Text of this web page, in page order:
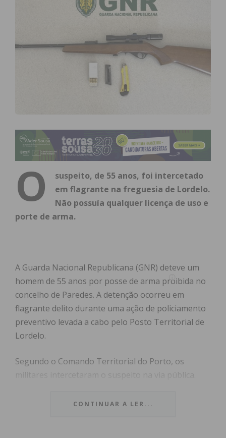
O
suspeito, de 55 anos, foi intercetado
em flagrante na freguesia de Lordelo.
Não possuía qualquer licença de uso e
porte de arma.
A Guarda Nacional Republicana (GNR) deteve um
homem de 55 anos por posse de arma proibida no
concelho de Paredes. A detenção ocorreu em
flagrante delito durante uma ação de policiamento
preventivo levada a cabo pelo Posto Territorial de
Lordelo.
Segundo o Comando Territorial do Porto, os
militares intercetaram o suspeito na via pública.
estava na posse de uma arma de fogo municiada,
CONTINUAR A LER...